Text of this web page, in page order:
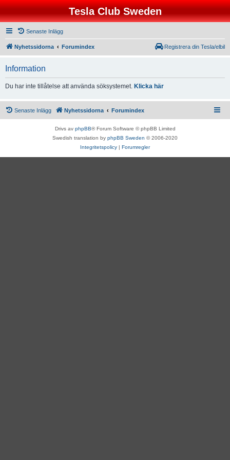
Tesla Club Sweden
Senaste Inlägg
Nyhetssidorna Forumindex Registrera din Tesla/elbil
Information
Du har inte tillåtelse att använda söksystemet. Klicka här
Senaste Inlägg Nyhetssidorna Forumindex
Drivs av phpBB® Forum Software © phpBB Limited
Swedish translation by phpBB Sweden © 2006-2020
Integritetspolicy | Forumregler